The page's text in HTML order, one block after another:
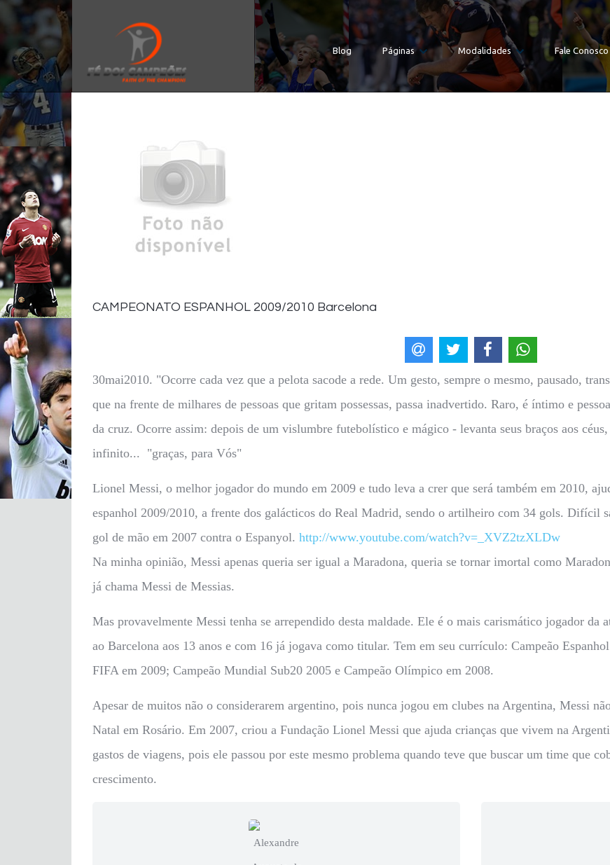
Blog Páginas Modalidades Fale Conosco
CAMPEONATO ESPANHOL 2009/2010 Barcelona
30mai2010. "Ocorre cada vez que a pelota sacode a rede. Um gesto, sempre o mesmo, pausado,
que na frente de milhares de pessoas que gritam possessas, passa inadvertido. Raro, é íntimo e
da cruz. Ocorre assim: depois de um vislumbre futebolístico e mágico - levanta seus braços aos
infinito... "graças, para Vós"
Lionel Messi, o melhor jogador do mundo em 2009 e tudo leva a crer que será também em 2010,
espanhol 2009/2010, a frente dos galácticos do Real Madrid, sendo o artilheiro com 34 gols. Difícil
gol de mão em 2007 contra o Espanyol. http://www.youtube.com/watch?v=_XVZ2tzXLDw
Na minha opinião, Messi apenas queria ser igual a Maradona, queria se tornar imortal como
já chama Messi de Messias.
Mas provavelmente Messi tenha se arrependido desta maldade. Ele é o mais carismático jogador da
ao Barcelona aos 13 anos e com 16 já jogava como titular. Tem em seu currículo: Campeão
FIFA em 2009; Campeão Mundial Sub20 2005 e Campeão Olímpico em 2008.
Apesar de muitos não o considerarem argentino, pois nunca jogou em clubes na Argentina, Messi
Natal em Rosário. Em 2007, criou a Fundação Lionel Messi que ajuda crianças que vivem na
gastos de viagens, pois ele passou por este mesmo problema quando teve que buscar um time que
crescimento.